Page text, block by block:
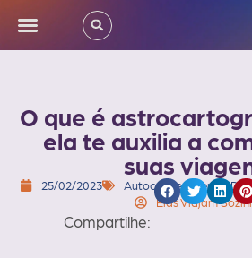
O que é
ela te auxilia a
suas
25/02/2023 Autoconhecimento,
Elas Viajam
Compartilhe: